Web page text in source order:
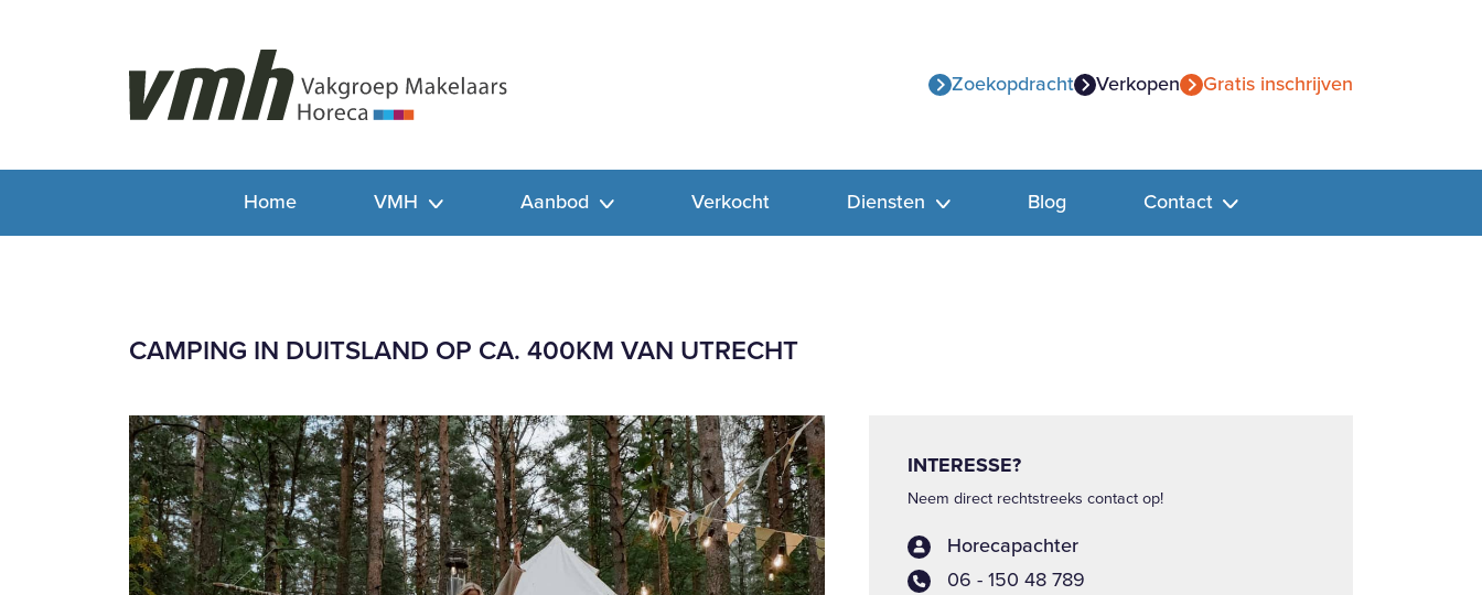
Zoekopdracht Verkopen Gratis inschrijven
Home VMH Aanbod Verkocht Diensten Blog Contact
CAMPING IN DUITSLAND OP CA. 400KM VAN UTRECHT
INTERESSE?
Neem direct rechtstreeks contact op!
Horecapachter
06 - 150 48 789